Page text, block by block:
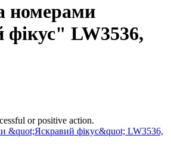
номерами
LW3536,
or positive action.